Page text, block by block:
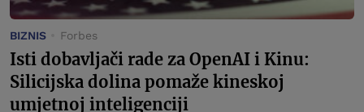
BIZNIS Forbes
Isti dobavljači rade za OpenAI i Kinu:
Silicijska dolina pomaže kineskoj
umjetnoj inteligenciji